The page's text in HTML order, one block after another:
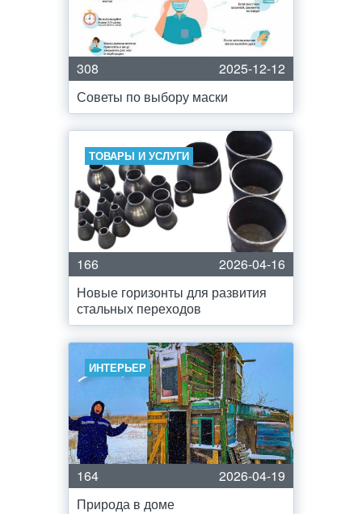
308
2025-12-12
Советы по выбору маски
ТОВАРЫ И УСЛУГИ
166
2026-04-16
Новые горизонты для развития
стальных переходов
ИНТЕРЬЕР
164
2026-04-19
Природа в доме